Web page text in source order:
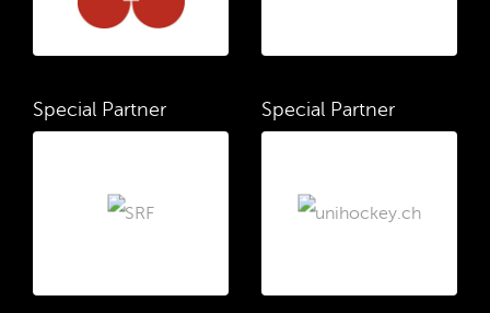
Special Partner Special Partner